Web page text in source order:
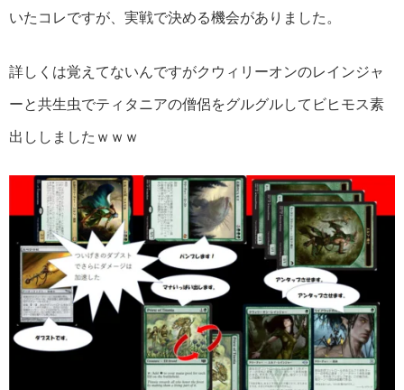
いたコレですが、実戦で決める機会がありました。
詳しくは覚えてないんですがクウィリーオンのレインジャ
ーと共生虫でティタニアの僧侶をグルグルしてビヒモス素
出ししましたｗｗｗ